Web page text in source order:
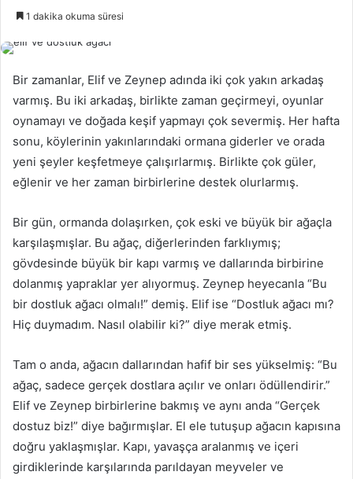
göndermek
1 dakika okuma süresi
Bir zamanlar, Elif ve Zeynep adında iki çok yakın arkadaş
varmış. Bu iki arkadaş, birlikte zaman geçirmeyi, oyunlar
oynamayı ve doğada keşif yapmayı çok severmiş. Her hafta
sonu, köylerinin yakınlarındaki ormana giderler ve orada
yeni şeyler keşfetmeye çalışırlarmış. Birlikte çok güler,
eğlenir ve her zaman birbirlerine destek olurlarmış.
Bir gün, ormanda dolaşırken, çok eski ve büyük bir ağaçla
karşılaşmışlar. Bu ağaç, diğerlerinden farklıymış;
gövdesinde büyük bir kapı varmış ve dallarında birbirine
dolanmış yapraklar yer alıyormuş. Zeynep heyecanla “Bu
bir dostluk ağacı olmalı!” demiş. Elif ise “Dostluk ağacı mı?
Hiç duymadım. Nasıl olabilir ki?” diye merak etmiş.
Tam o anda, ağacın dallarından hafif bir ses yükselmiş: “Bu
ağaç, sadece gerçek dostlara açılır ve onları ödüllendirir.”
Elif ve Zeynep birbirlerine bakmış ve aynı anda “Gerçek
dostuz biz!” diye bağırmışlar. El ele tutuşup ağacın kapısına
doğru yaklaşmışlar. Kapı, yavaşça aralanmış ve içeri
girdiklerinde karşılarında parıldayan meyveler ve